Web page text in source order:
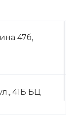
47б,
41Б БЦ